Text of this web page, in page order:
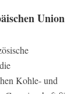
Union
Kohle- und